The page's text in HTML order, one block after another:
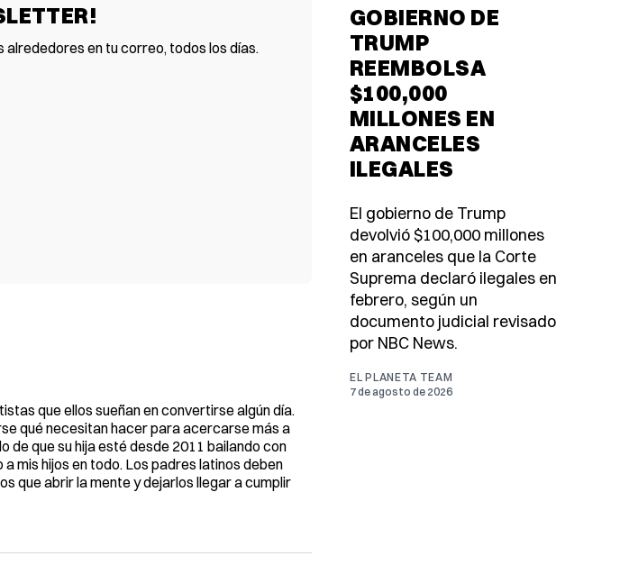
en tu correo, todos los días.
que ellos sueñan en convertirse algún día.
qué necesitan hacer para acercarse más a
de que su hija esté desde 2011 bailando con
mis hijos en todo. Los padres latinos deben
que abrir la mente y dejarlos llegar a cumplir
GOBIERNO DE
TRUMP
REEMBOLSA
$100,000
MILLONES EN
ARANCELES
ILEGALES
El gobierno de Trump
devolvió $100,000 millones
en aranceles que la Corte
Suprema declaró ilegales en
febrero, según un
documento judicial revisado
por NBC News.
EL PLANETA TEAM
7 de agosto de 2026